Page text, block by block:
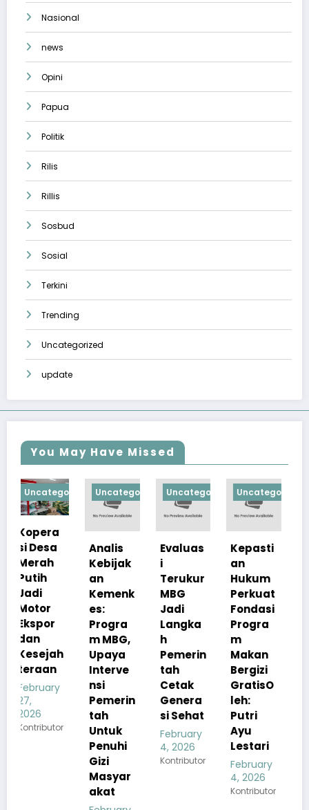
Nasional
news
Opini
Papua
Politik
Rilis
Rillis
Sosbud
Sosial
Terkini
Trending
Uncategorized
update
You May Have Missed
Uncategorized
Analis
Kebijak
an
Kemenk
es:
Progra
m MBG,
Upaya
Interve
nsi
Pemerin
tah
Untuk
Uncategorized
Evaluas
i
Terukur
MBG
Jadi
Langka
h
Pemerin
tah
Cetak
Genera
si Sehat
February
4, 2026
Kontributor
Uncategorized
Kepasti
Hukum
Perkuat
Fondasi
Progra
Makan
Bergizi
GratisO
leh:
Putri
Ayu
Lestari
February
Apresia
si
Pemerin
tah
Pastika
n
s Menu
MBG
Tetap
Sesuai
Standar
Gizi
February
4, 2026
Kontributor